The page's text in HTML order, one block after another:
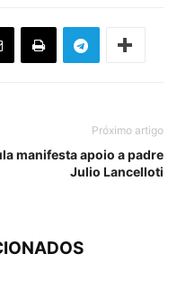
Próximo artigo
manifesta apoio a padre
Julio Lancelloti